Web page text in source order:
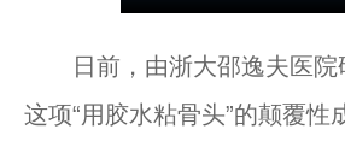
日前，由浙大邵逸夫医院研
这项“用胶水粘骨头”的颠覆